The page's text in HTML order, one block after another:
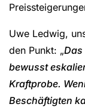
Uwe Ledwig,
den Punkt: „Das
bewusst
Kraftprobe.
Beschäftigten